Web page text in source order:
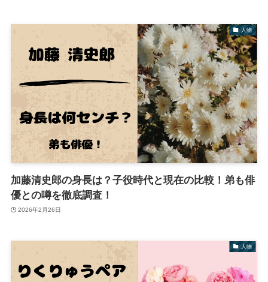
人物
加藤清史郎の身長は？子役時代と現在の比較！弟も俳
優との噂を徹底調査！
2026年2月26日
人物